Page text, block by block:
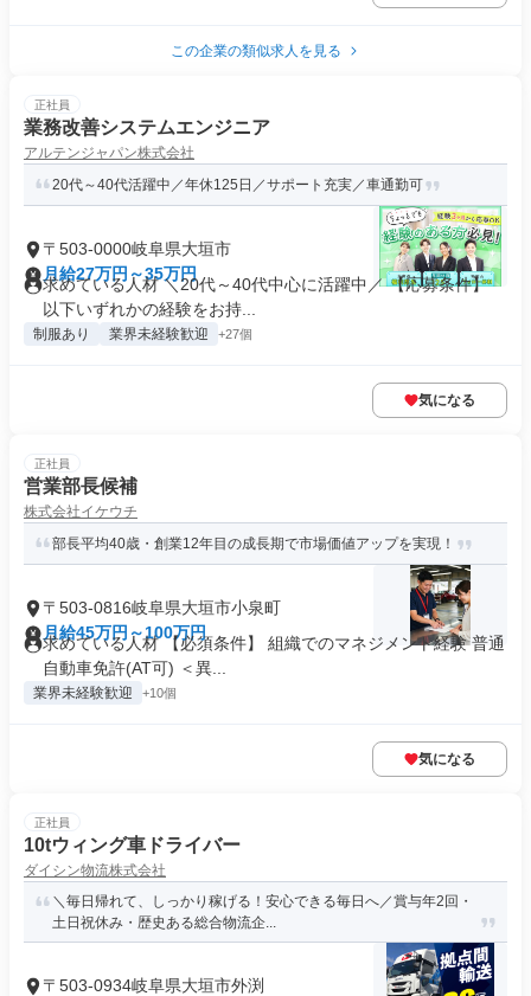
この企業の類似求人を見る
正社員
業務改善システムエンジニア
アルテンジャパン株式会社
20代～40代活躍中／年休125日／サポート充実／車通勤可
〒503-0000岐阜県大垣市
月給27万円～35万円
求めている人材 ＼20代～40代中心に活躍中／ 【応募条件】
以下いずれかの経験をお持...
制服あり 業界未経験歓迎 +27個
気になる
正社員
営業部長候補
株式会社イケウチ
部長平均40歳・創業12年目の成長期で市場価値アップを実現！
〒503-0816岐阜県大垣市小泉町
月給45万円～100万円
求めている人材 【必須条件】 組織でのマネジメント経験 普通
自動車免許(AT可) ＜異...
業界未経験歓迎 +10個
気になる
正社員
10tウィング車ドライバー
ダイシン物流株式会社
＼毎日帰れて、しっかり稼げる！安心できる毎日へ／賞与年2回・
土日祝休み・歴史ある総合物流企...
〒503-0934岐阜県大垣市外渕